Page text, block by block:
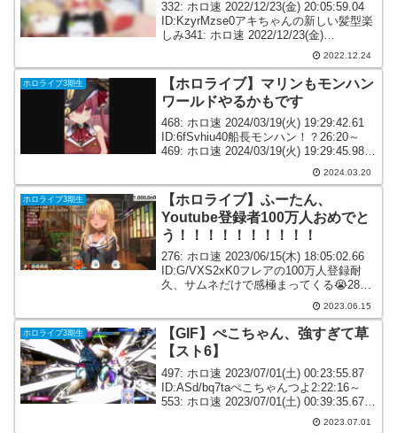
332: ホロ速 2022/12/23(金) 20:05:59.04
ID:KzyrMzse0アキちゃんの新しい髪型楽
しみ341: ホロ速 2022/12/23(金)
20:07:42.72 ID:W143lMmd0ムキロゼの
2022.12.24
ホロライブ3期生
【ホロライブ】マリンもモンハン
ワールドやるかもです
468: ホロ速 2024/03/19(火) 19:29:42.61
ID:6fSvhiu40船長モンハン！？26:20～
469: ホロ速 2024/03/19(火) 19:29:45.98
ID:RkLM6LCbHやはりワールドの流れが
2024.03.20
ホロライブ3期生
【ホロライブ】ふーたん、
Youtube登録者100万人おめでと
う！！！！！！！！！！
276: ホロ速 2023/06/15(木) 18:05:02.66
ID:G/VXS2xK0フレアの100万人登録耐
久、サムネだけで感極まってくる😭280:
ホロ速 2023/06/15(木) 18:11:27.792023.06.15
ホロライブ3期生
【GIF】ぺこちゃん、強すぎて草
【スト6】
497: ホロ速 2023/07/01(土) 00:23:55.87
ID:ASd/bq7taぺこちゃんつよ2:22:16～
553: ホロ速 2023/07/01(土) 00:39:35.67
ID:Hfy4rvqV0つよい557: ホロ速...2023.07.01